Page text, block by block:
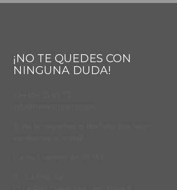
¡NO TE QUEDES CON
NINGUNA DUDA!